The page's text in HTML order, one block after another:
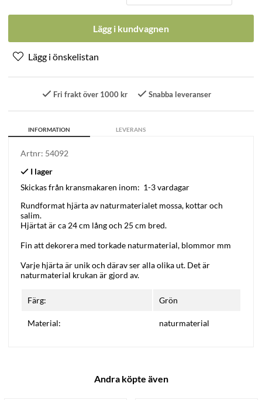
Lägg i kundvagnen
Fri frakt över 1000 kr Snabba leveranser
INFORMATION LEVERANS
Artnr: 54092
Skickas från kransmakaren inom: 1-3 vardagar
Rundformat hjärta av naturmaterialet mossa, kottar och
salim.
Hjärtat är ca 24 cm lång och 25 cm bred.
Fin att dekorera med torkade naturmaterial, blommor mm
Varje hjärta är unik och därav ser alla olika ut. Det är
naturmaterial krukan är gjord av.
Färg: Grön
Material: naturmaterial
Andra köpte även